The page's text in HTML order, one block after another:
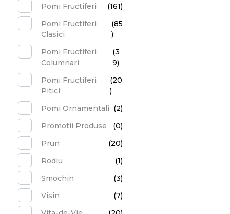
Pomi Fructiferi
(161)
Pomi Fructiferi
Clasici
(85
)
Pomi Fructiferi
Columnari
(3
9)
Pomi Fructiferi
Pitici
(20
)
Pomi Ornamentali (2)
Promotii Produse
(0)
Prun
(20)
Rodiu
(1)
Smochin
(3)
Visin
(7)